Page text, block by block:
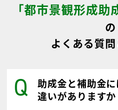
「都市景観形成助
の
よくある質
Q
助成金と補助金
違いがありますか